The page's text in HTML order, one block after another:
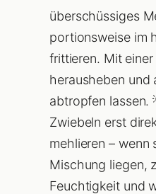
überschüssiges
portionsweise im
frittieren. Mit
herausheben und
abtropfen lassen.
Zwiebeln erst
mehlieren – wenn
Mischung liegen,
Feuchtigkeit und